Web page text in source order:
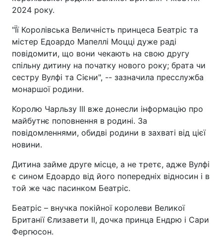
2024 року.
"Її Королівська Величність принцеса Беатріс та
містер Едоардо Мапеллі Моцці дуже раді
повідомити, що вони чекають на свою другу
спільну дитину на початку нового року; брата чи
сестру Вулфі та Сієни", -- зазначила пресслужба
монаршої родини.
Королю Чарльзу ІІІ вже донесли інформацію про
майбутнє поповнення в родині. За
повідомленнями, обидві родини в захваті від цієї
новини.
Дитина займе друге місце, а не третє, адже Вулфі
є сином Едоардо від його попередніх відносин і в
той же час пасинком Беатріс.
Беатріс – внучка покійної королеви Великої
Британії Єлизавети ІІ, дочка принца Ендрю і Сари
Фергюсон.